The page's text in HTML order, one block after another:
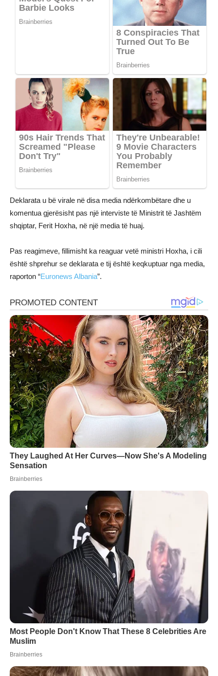
Deklarata u bë virale në disa media ndërkombëtare dhe u
komentua gjerësisht pas një interviste të Ministrit të Jashtëm
shqiptar, Ferit Hoxha, në një media të huaj.
Pas reagimeve, fillimisht ka reaguar vetë ministri Hoxha, i cili
është shprehur se deklarata e tij është keqkuptuar nga media,
raporton “Euronews Albania”.